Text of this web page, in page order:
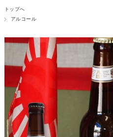
トップへ
アルコール